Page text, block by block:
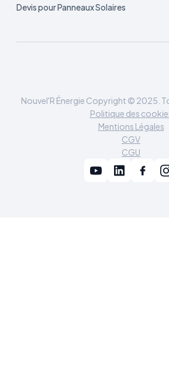
Devis pour Panneaux Solaires
Nouvel'R Énergie Copyright © 2025.
Politique des
Mentions Légales
CGV
CGU